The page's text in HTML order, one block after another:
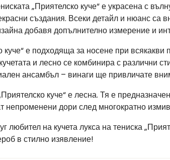
„Приятелско куче“ е украсена с
създания. Всеки детайл и нюанс
добавя допълнително измерение и
куче“ е подходяща за носене при
и лесно се комбинира с различни
ансамбъл – винаги ще привличате
куче“ е лесна. Тя е
непроменени дори след многократно
любител на кучета лукса на тениска
в стилно изявление!